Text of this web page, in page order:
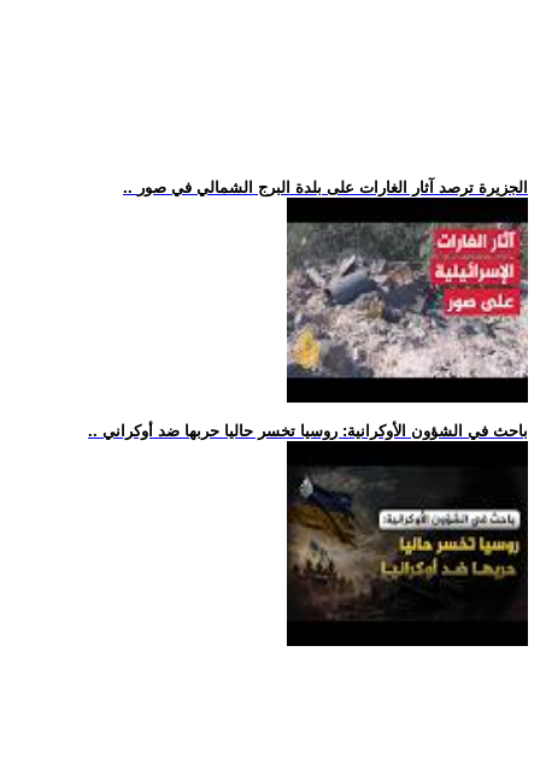
.. الجزيرة ترصد آثار الغارات على بلدة البرج الشمالي في صور
.. باحث في الشؤون الأوكرانية: روسيا تخسر حاليا حربها ضد أوكراني